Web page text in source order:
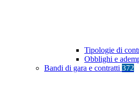
Tipologie di
Obblighi e
Bandi di gara e contratti 372